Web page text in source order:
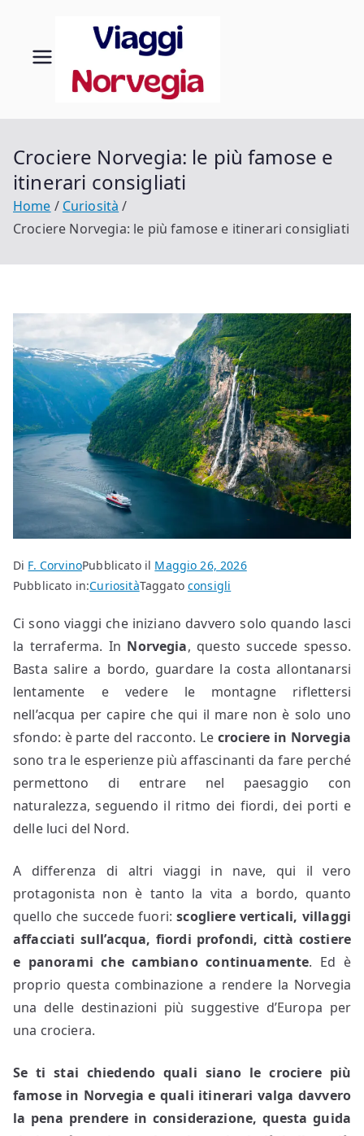
contenuto
Norveg
Crociere Norvegia: le più famose e
itinerari consigliati
Home
Curiosità
Crociere Norvegia: le più famose e itinerari consigliati
Di F. CorvinoPubblicato il Maggio 26, 2026
Pubblicato in:CuriositàTaggato consigli
Ci sono viaggi che iniziano davvero solo quando lasci
la terraferma. In Norvegia, questo succede spesso.
Basta salire a bordo, guardare la costa allontanarsi
lentamente e vedere le montagne riflettersi
nell’acqua per capire che qui il mare non è solo uno
sfondo: è parte del racconto. Le crociere in Norvegia
sono tra le esperienze più affascinanti da fare perché
permettono di entrare nel paesaggio con
naturalezza, seguendo il ritmo dei fiordi, dei porti e
delle luci del Nord.
A differenza di altri viaggi in nave, qui il vero
protagonista non è tanto la vita a bordo, quanto
quello che succede fuori:scogliere verticali, villaggi
affacciati sull’acqua, fiordi profondi, città costiere
e panorami che cambiano continuamente. Ed è
proprio questa combinazione a rendere la Norvegia
una delle destinazioni più suggestive d’Europa per
una crociera.
Se ti stai chiedendo quali siano le crociere più
famose in Norvegia e quali itinerari valga davvero
la pena prendere in considerazione, questa guida